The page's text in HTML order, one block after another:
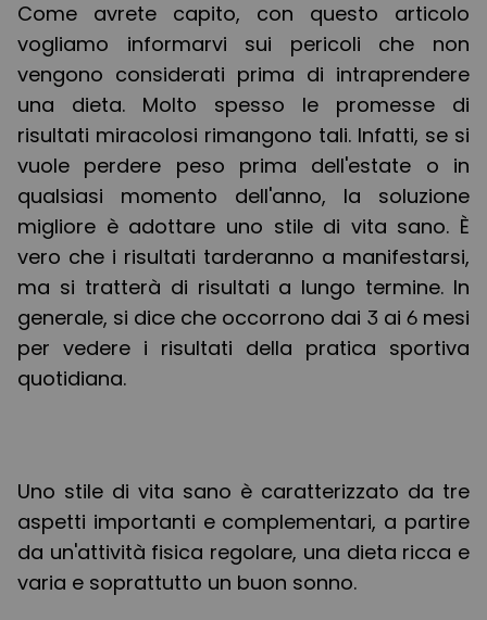
Come avrete capito, con questo articolo
vogliamo informarvi sui pericoli che non
vengono considerati prima di intraprendere
una dieta. Molto spesso le promesse di
risultati miracolosi rimangono tali. Infatti, se si
vuole perdere peso prima dell'estate o in
qualsiasi momento dell'anno, la soluzione
migliore è adottare uno stile di vita sano. È
vero che i risultati tarderanno a manifestarsi,
ma si tratterà di risultati a lungo termine. In
generale, si dice che occorrono dai 3 ai 6 mesi
per vedere i risultati della pratica sportiva
quotidiana.
Uno stile di vita sano è caratterizzato da tre
aspetti importanti e complementari, a partire
da un'attività fisica regolare, una dieta ricca e
varia e soprattutto un buon sonno.